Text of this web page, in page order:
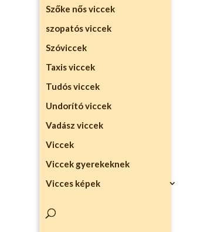
Szőke nős viccek
szopatós viccek
Szóviccek
Taxis viccek
Tudós viccek
Undorító viccek
Vadász viccek
Viccek
Viccek gyerekeknek
Vicces képek